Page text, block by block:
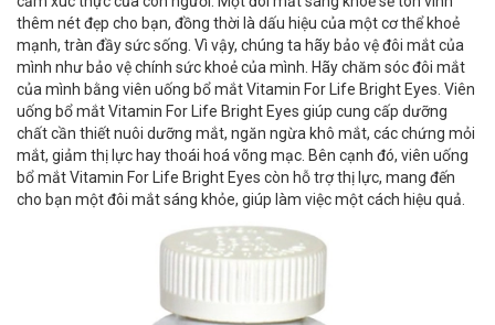
thêm nét đẹp cho bạn, đồng thời là dấu hiệu của một cơ thể khoẻ
mạnh, tràn đầy sức sống. Vì vậy, chúng ta hãy bảo vệ đôi mắt của
mình như bảo vệ chính sức khoẻ của mình. Hãy chăm sóc đôi mắt
của mình bằng viên uống bổ mắt Vitamin For Life Bright Eyes. Viên
uống bổ mắt Vitamin For Life Bright Eyes giúp cung cấp dưỡng
chất cần thiết nuôi dưỡng mắt, ngăn ngừa khô mắt, các chứng mỏi
mắt, giảm thị lực hay thoái hoá võng mạc. Bên cạnh đó, viên uống
bổ mắt Vitamin For Life Bright Eyes còn hỗ trợ thị lực, mang đến
cho bạn một đôi mắt sáng khỏe, giúp làm việc một cách hiệu quả.